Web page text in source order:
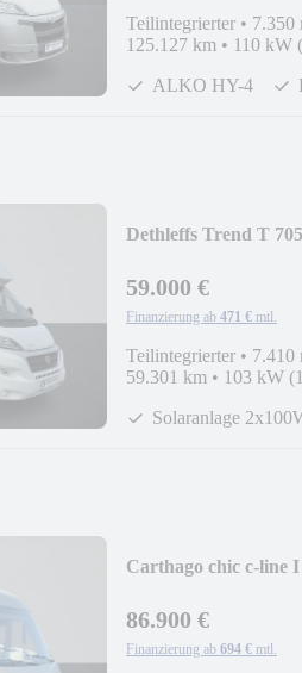
Teilintegrierter • 7.350
125.127 km • 110 kW
ALKO HY-4
Dethleffs Trend T
59.000 €
Finanzierung ab 471 € mtl.
Teilintegrierter • 7.410
59.301 km • 103 kW
Solaranlage
Carthago chic c-line
86.900 €
Finanzierung ab 694 € mtl.